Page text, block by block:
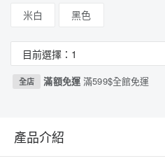
米白
黑色
全店 滿額免運滿599$全館免運
產品介紹